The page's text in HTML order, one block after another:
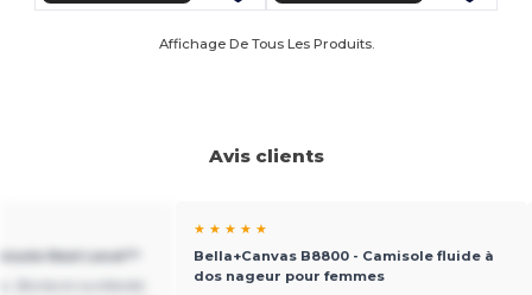
Affichage De Tous Les Produits.
Avis clients
Next Level™
★ ★ ★ ★ ★
Bella+Canvas B8800 - Camisole fluide à
dos nageur pour femmes